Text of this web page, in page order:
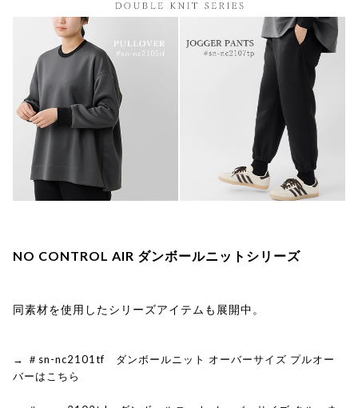
NO CONTROL AIR ダンボールニットシリーズ
同素材を使用したシリーズアイテムも展開中。
→ ＃sn-nc2101tf ダンボールニット オーバーサイズ プルオー
バーはこちら